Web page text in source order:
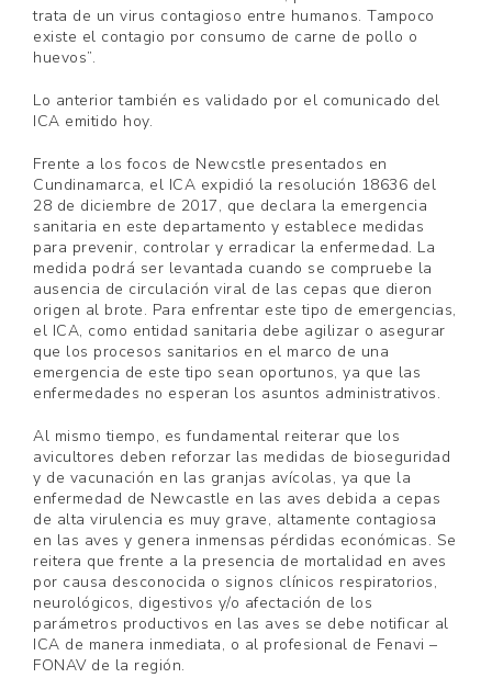
trata de un virus contagioso entre humanos. Tampoco
existe el contagio por consumo de carne de pollo o
huevos”.
Lo anterior también es validado por el comunicado del
ICA emitido hoy.
Frente a los focos de Newcstle presentados en
Cundinamarca, el ICA expidió la resolución 18636 del
28 de diciembre de 2017, que declara la emergencia
sanitaria en este departamento y establece medidas
para prevenir, controlar y erradicar la enfermedad. La
medida podrá ser levantada cuando se compruebe la
ausencia de circulación viral de las cepas que dieron
origen al brote. Para enfrentar este tipo de emergencias,
el ICA, como entidad sanitaria debe agilizar o asegurar
que los procesos sanitarios en el marco de una
emergencia de este tipo sean oportunos, ya que las
enfermedades no esperan los asuntos administrativos.
Al mismo tiempo, es fundamental reiterar que los
avicultores deben reforzar las medidas de bioseguridad
y de vacunación en las granjas avícolas, ya que la
enfermedad de Newcastle en las aves debida a cepas
de alta virulencia es muy grave, altamente contagiosa
en las aves y genera inmensas pérdidas económicas. Se
reitera que frente a la presencia de mortalidad en aves
por causa desconocida o signos clínicos respiratorios,
neurológicos, digestivos y/o afectación de los
parámetros productivos en las aves se debe notificar al
ICA de manera inmediata, o al profesional de Fenavi –
FONAV de la región.